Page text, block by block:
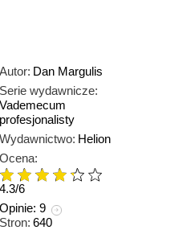
Autor: Dan Margulis
Serie wydawnicze:
Vademecum
profesjonalisty
Wydawnictwo: Helion
Ocena:
4.3/6
Opinie: 9
Stron: 640